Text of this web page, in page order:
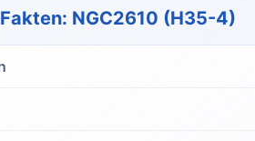
NGC2610 (H35-4)